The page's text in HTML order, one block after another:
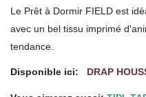
Le Prêt à Dormir FIELD est
avec un bel tissu imprimé
tendance.
Disponible ici: DRAP